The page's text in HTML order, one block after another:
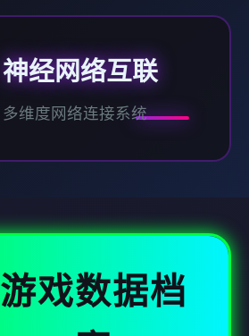
神经网络互联
多维度网络连接系统
游戏数据档